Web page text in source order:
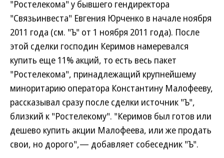
"Ростелекома" у бывшего гендиректора
"Связьинвеста" Евгения Юрченко в начале ноября
2011 года (см. "Ъ" от 1 ноября 2011 года). После
этой сделки господин Керимов намеревался
купить еще 11% акций, то есть весь пакет
"Ростелекома", принадлежащий крупнейшему
миноритарию оператора Константину Малофееву,
рассказывал сразу после сделки источник "Ъ",
близкий к "Ростелекому". "Керимов был готов или
дешево купить акции Малофеева, или же продать
свои, но дорого",— добавляет собеседник "Ъ".